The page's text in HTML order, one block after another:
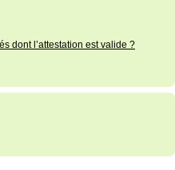
dont l’attestation est valide ?